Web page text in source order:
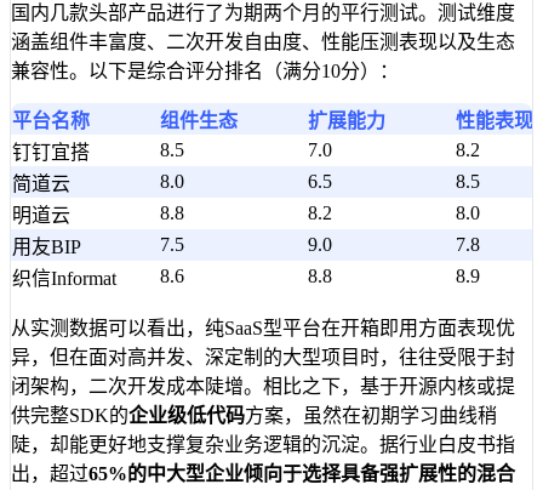
国内几款头部产品进行了为期两个月的平行测试。测试维度
涵盖组件丰富度、二次开发自由度、性能压测表现以及生态
兼容性。以下是综合评分排名（满分10分）：
平台名称 组件生态 扩展能力
性能表现
钉钉宜搭
8.5 7.0
8.2
简道云
8.0 6.5
8.5
明道云
8.8 8.2
8.0
用友BIP
7.5 9.0
7.8
织信Informat
8.6 8.8 8.9
从实测数据可以看出，纯SaaS型平台在开箱即用方面表现优
异，但在面对高并发、深定制的大型项目时，往往受限于封
闭架构，二次开发成本陡增。相比之下，基于开源内核或提
供完整SDK的企业级低代码方案，虽然在初期学习曲线稍
陡，却能更好地支撑复杂业务逻辑的沉淀。据行业白皮书指
出，超过65%的中大型企业倾向于选择具备强扩展性的混合